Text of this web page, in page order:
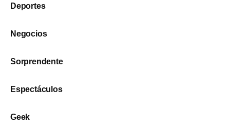
Deportes
Negocios
Sorprendente
Espectáculos
Geek